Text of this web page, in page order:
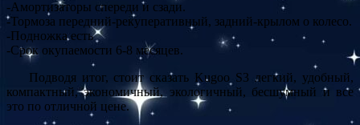
-Амортизаторы спереди и сзади.
-Тормоза передний-рекуперативный, задний-крылом о колесо.
-Подножка есть
-Срок окупаемости 6-8 месяцев.
Подводя итог, стоит сказать Kugoo S3 легкий, удобный,
компактный, экономичный, экологичный, бесшумный и все
это по отличной цене.